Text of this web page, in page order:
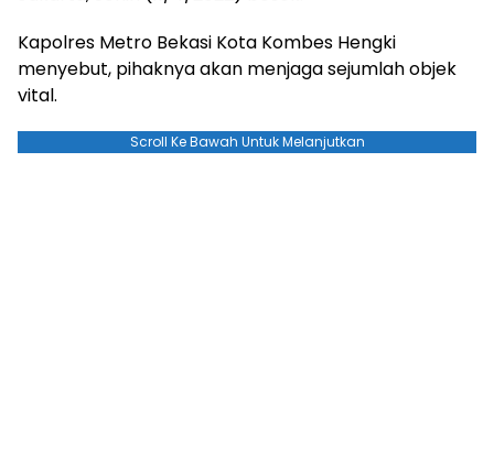
Kapolres Metro Bekasi Kota Kombes Hengki
menyebut, pihaknya akan menjaga sejumlah objek
vital.
Scroll Ke Bawah Untuk Melanjutkan